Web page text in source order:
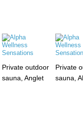
Private outdoor
sauna, Anglet
Private
sauna,